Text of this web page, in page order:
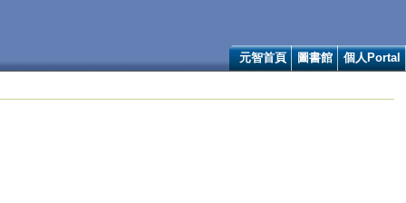
元智首頁 圖書館 個人Portal